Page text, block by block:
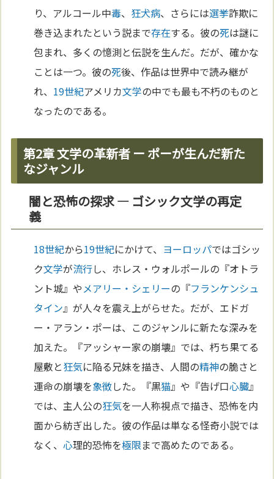
り、アルコール中毒、 狂犬病、さらには選挙詐欺に
巻き込まれたという説まで存在する。彼の死は謎に
包まれ、多くの憶測と伝説を生んだ。だが、確かな
ことは一つ。彼の死後、作品は世界中で読み継が
れ、 19世紀アメリカ文学の中でも最も不朽のものと
なったのである。
第2章 文学の革新者 ー ポーが生んだ新た
なジャンル
闇と恐怖の探求 ― ゴシック文学の再定
義
18世紀から19世紀にかけて、 ヨーロッパではゴシッ
ク文学が流行し、ホレス・ウォルポールの『オトラ
ント城』やメアリー・シェリーの『フランケンシュ
タイン』が人々を震え上がらせた。だが、エドガ
ー・アラン・ポーは、このジャンルに新たな深みを
加えた。『アッシャー家の崩壊』では、朽ち果てる
屋敷と狂気に陥る兄妹を描き、人間の精神の脆さと
運命の崩壊を象徴した。『黒猫』や『告げ口心臓』
では、主人公の狂気を一人称視点で描き、恐怖を内
面から紡ぎ出した。彼の作品は単なる怪奇小説では
なく、心理的恐怖を極限まで高めたのである。